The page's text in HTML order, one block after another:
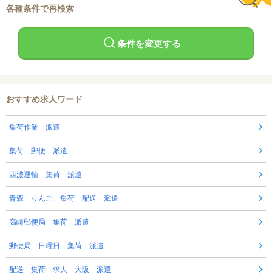
各種条件で再検索
条件を変更する
おすすめ求人ワード
集荷作業 派遣
集荷 郵便 派遣
西濃運輸 集荷 派遣
青森 りんご 集荷 配送 派遣
高崎郵便局 集荷 派遣
郵便局 日曜日 集荷 派遣
配送 集荷 求人 大阪 派遣